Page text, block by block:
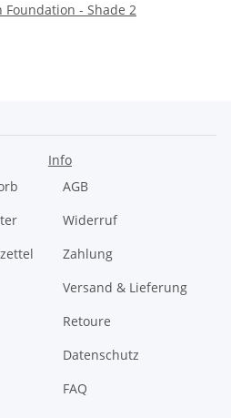
- Shade 2
Info
AGB
Widerruf
Zahlung
Versand & Lieferung
Retoure
Datenschutz
FAQ